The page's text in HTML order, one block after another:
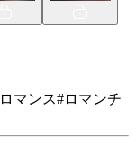
ロマンス#ロマンチ